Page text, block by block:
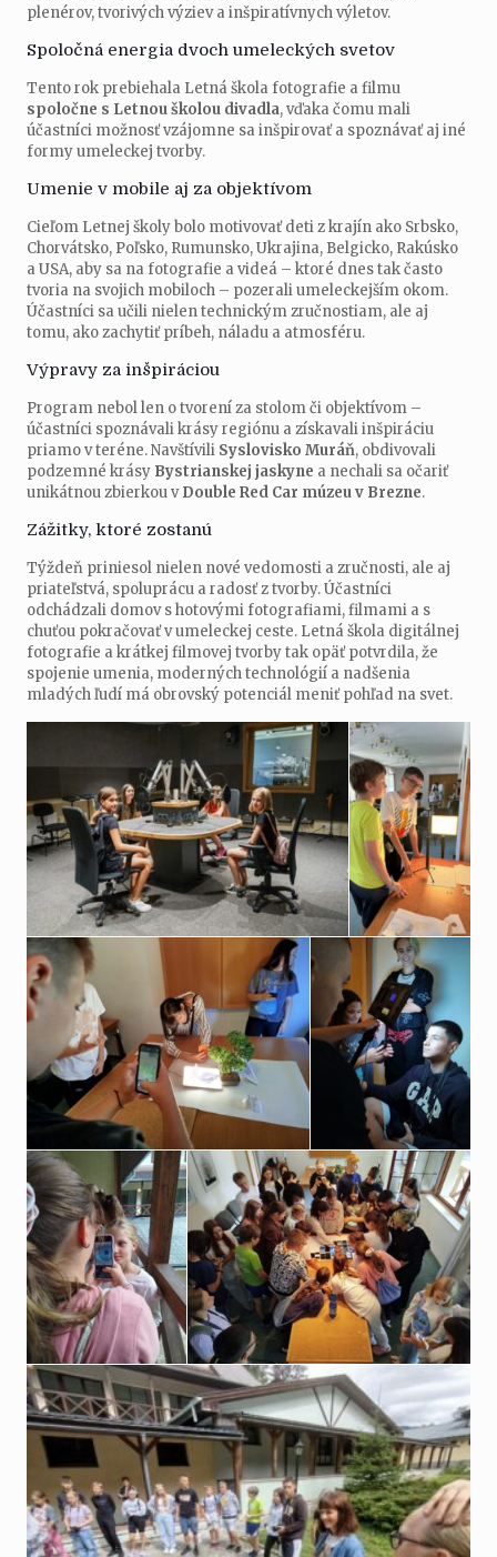
plenérov, tvorivých výziev a inšpiratívnych výletov.
Spoločná energia dvoch umeleckých svetov
Tento rok prebiehala Letná škola fotografie a filmu
spoločne s Letnou školou divadla, vďaka čomu mali
účastníci možnosť vzájomne sa inšpirovať a spoznávať aj iné
formy umeleckej tvorby.
Umenie v mobile aj za objektívom
Cieľom Letnej školy bolo motivovať deti z krajín ako Srbsko,
Chorvátsko, Poľsko, Rumunsko, Ukrajina, Belgicko, Rakúsko
a USA, aby sa na fotografie a videá – ktoré dnes tak často
tvoria na svojich mobiloch – pozerali umeleckejším okom.
Účastníci sa učili nielen technickým zručnostiam, ale aj
tomu, ako zachytiť príbeh, náladu a atmosféru.
Výpravy za inšpiráciou
Program nebol len o tvorení za stolom či objektívom –
účastníci spoznávali krásy regiónu a získavali inšpiráciu
priamo v teréne. Navštívili Syslovisko Muráň, obdivovali
podzemné krásy Bystrianskej jaskyne a nechali sa očariť
unikátnou zbierkou vDouble Red Car múzeu v Brezne.
Zážitky, ktoré zostanú
Týždeň priniesol nielen nové vedomosti a zručnosti, ale aj
priateľstvá, spoluprácu a radosť z tvorby. Účastníci
odchádzali domov s hotovými fotografiami, filmami a s
chuťou pokračovať v umeleckej ceste. Letná škola digitálnej
fotografie a krátkej filmovej tvorby tak opäť potvrdila, že
spojenie umenia, moderných technológií a nadšenia
mladých ľudí má obrovský potenciál meniť pohľad na svet.